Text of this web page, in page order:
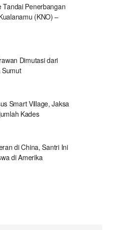
Tandai Penerbangan
(KNO) –
Dimutasi dari
Sumut
Smart Village, Jaksa
Kades
di China, Santri Ini
di Amerika